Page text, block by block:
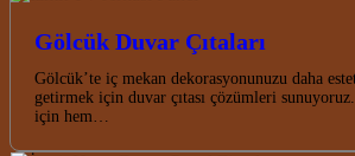
Gölcük Duvar Çıtaları
Gölcük’te iç mekan dekorasyonunuzu daha
getirmek için duvar çıtası çözümleri
için hem…